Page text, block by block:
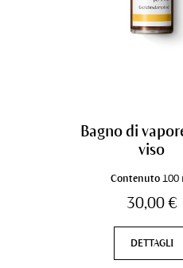
Bagno di
viso
Contenuto100
30,00 €
DETTAGLI